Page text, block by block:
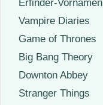
Erfinder-Vornamen
Vampire Diaries
Game of Thrones
Big Bang Theory
Downton Abbey
Stranger Things